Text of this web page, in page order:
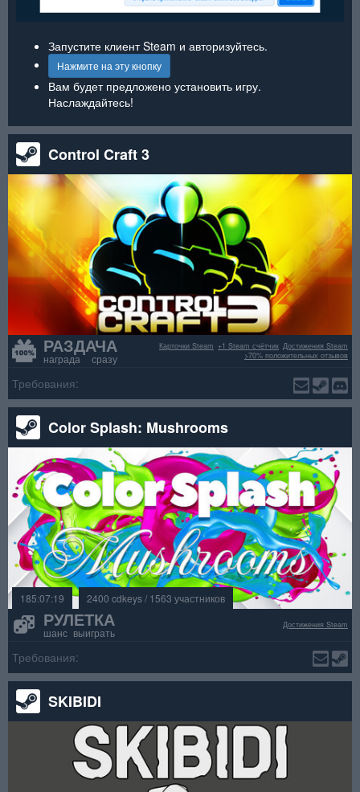
Запустите клиент Steam и авторизуйтесь.
Нажмите на эту кнопку
Вам будет предложено установить игру.
Наслаждайтесь!
Control Craft 3
РАЗДАЧА
награда сразу
Достижения Steam
+1 Steam счётчик
Карточки Steam
>70% положительных отзывов
Требования:
Color Splash: Mushrooms
185:07:19 2400 cdkeys / 1563 участников
РУЛЕТКА
шанс выиграть
Достижения Steam
Требования:
SKIBIDI